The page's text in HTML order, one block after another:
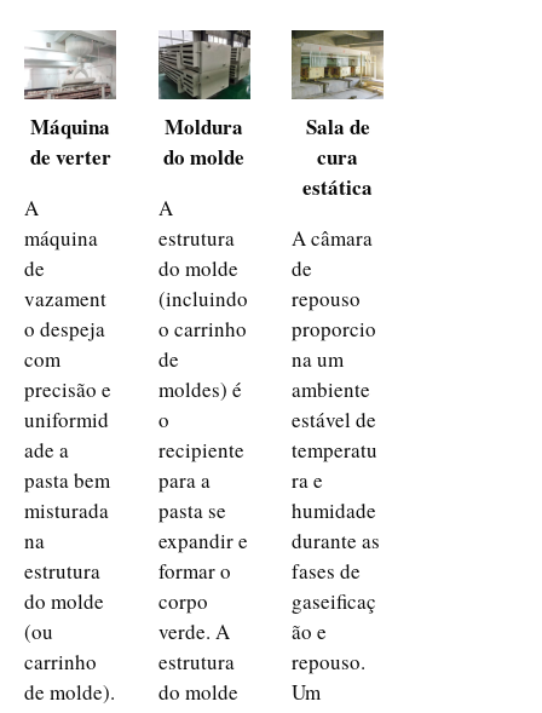
Máquina
de verter
A
máquina
de
vazament
o despeja
com
precisão e
uniformid
ade a
pasta bem
misturada
na
estrutura
do molde
(ou
carrinho
de molde).
Moldura
do molde
A
estrutura
do molde
(incluindo
o carrinho
de
moldes) é
o
recipiente
para a
pasta se
expandir e
formar o
corpo
verde. A
estrutura
do molde
Sala de
cura
estática
A câmara
de
repouso
proporcio
na um
ambiente
estável de
temperatu
ra e
humidade
durante as
fases de
gaseificaç
ão e
repouso.
Um